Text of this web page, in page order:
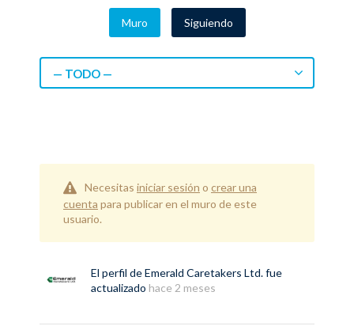
Muro Siguiendo
— TODO —
Necesitas iniciar sesión o crear una
cuenta para publicar en el muro de este
usuario.
El perfil deEmerald Caretakers Ltd.fue
actualizado hace 2 meses